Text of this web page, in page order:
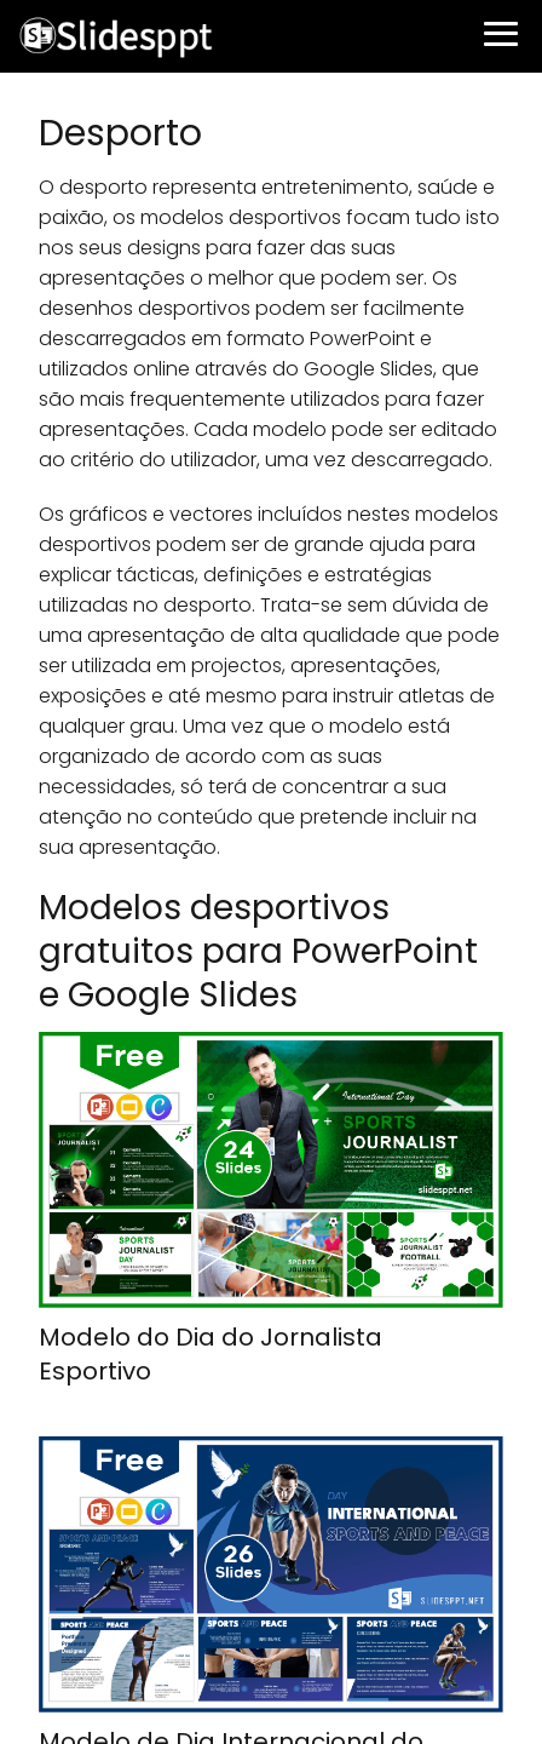
Desporto
O desporto representa entretenimento, saúde e
paixão, os modelos desportivos focam tudo isto
nos seus designs para fazer das suas
apresentações o melhor que podem ser. Os
desenhos desportivos podem ser facilmente
descarregados em formato PowerPoint e
utilizados online através do Google Slides, que
são mais frequentemente utilizados para fazer
apresentações. Cada modelo pode ser editado
ao critério do utilizador, uma vez descarregado.
Os gráficos e vectores incluídos nestes modelos
desportivos podem ser de grande ajuda para
explicar tácticas, definições e estratégias
utilizadas no desporto. Trata-se sem dúvida de
uma apresentação de alta qualidade que pode
ser utilizada em projectos, apresentações,
exposições e até mesmo para instruir atletas de
qualquer grau. Uma vez que o modelo está
organizado de acordo com as suas
necessidades, só terá de concentrar a sua
atenção no conteúdo que pretende incluir na
sua apresentação.
Modelos desportivos
gratuitos para PowerPoint
e Google Slides
Modelo do Dia do Jornalista
Esportivo